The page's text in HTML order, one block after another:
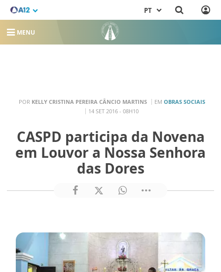
PT
MENU
POR KELLY CRISTINA PEREIRA CÂNCIO MARTINS EM OBRAS SOCIAIS
14 SET 2016 - 08H10
CASPD participa da Novena
em Louvor a Nossa Senhora
das Dores